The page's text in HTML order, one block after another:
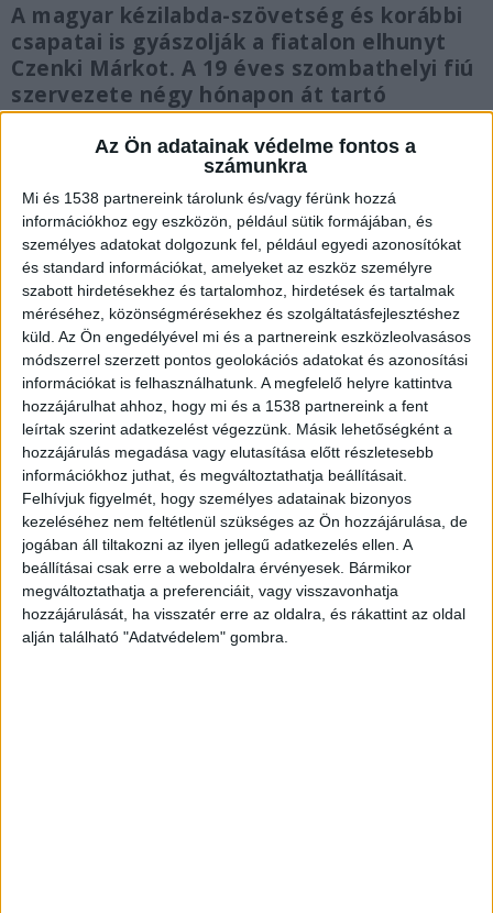
Az Ön adatainak védelme fontos a
számunkra
Mi és 1538 partnereink tárolunk és/vagy férünk hozzá
információkhoz egy eszközön, például sütik formájában, és
személyes adatokat dolgozunk fel, például egyedi azonosítókat
és standard információkat, amelyeket az eszköz személyre
szabott hirdetésekhez és tartalomhoz, hirdetések és tartalmak
méréséhez, közönségmérésekhez és szolgáltatásfejlesztéshez
küld. Az Ön engedélyével mi és a partnereink eszközleolvasásos
módszerrel szerzett pontos geolokációs adatokat és azonosítási
információkat is felhasználhatunk. A megfelelő helyre kattintva
hozzájárulhat ahhoz, hogy mi és a 1538 partnereink a fent
leírtak szerint adatkezelést végezzünk. Másik lehetőségként a
hozzájárulás megadása vagy elutasítása előtt részletesebb
információkhoz juthat, és megváltoztathatja beállításait.
Felhívjuk figyelmét, hogy személyes adatainak bizonyos
kezeléséhez nem feltétlenül szükséges az Ön hozzájárulása, de
jogában áll tiltakozni az ilyen jellegű adatkezelés ellen. A
beállításai csak erre a weboldalra érvényesek. Bármikor
megváltoztathatja a preferenciáit, vagy visszavonhatja
hozzájárulását, ha visszatér erre az oldalra, és rákattint az oldal
alján található "Adatvédelem" gombra.
A magyar kézilabda-szövetség és korábbi
csapatai is gyászolják a fiatalon elhunyt
Czenki Márkot. A 19 éves szombathelyi fiú
szervezete négy hónapon át tartó
megfeszített küzdelem után, május 25-én
feladta a harcot.
Meghalt Czenki Márk
Tragikus hírt közölt a Magyar Kézilabda
Szövetség: életének 19. évében elhunyt Czenki
Márk, az NB II-es kézilabda-játékvezető. A fiatal
sportember január 25-én szenvedett súlyos
közúti balesetet, és bár négy hónapon át
hősiesen küzdött az életéért, szervezete
vasárnap feladta a harcot.A Kékvillogó
legfrissebb híreit ide kattintva éred el! A
Facebookon már 341 ezernél is többen követnek
minket.